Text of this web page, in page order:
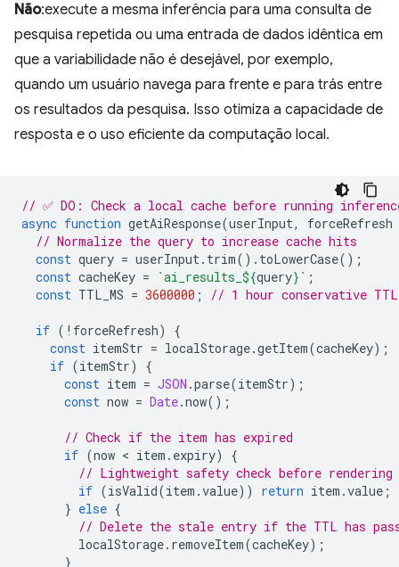
Não:execute a mesma inferência para uma consulta de
pesquisa repetida ou uma entrada de dados idêntica em
que a variabilidade não é desejável, por exemplo,
quando um usuário navega para frente e para trás entre
os resultados da pesquisa. Isso otimiza a capacidade de
resposta e o uso eficiente da computação local.
// ✅ DO: Check a local cache before running
async function getAiResponse(userInput,
forceRefresh
// Normalize the query to increase cache hits
const query = userInput. trim(). toLowerCase();
const cacheKey = `ai_results_ ${query} ` ;
const TTL_MS = 3600000 ; // 1 hour conservative TTL
if ( ! forceRefresh)
{
const itemStr = localStorage.getItem(cacheKey);
if (itemStr)
{
const item = JSON .parse(itemStr);
const now = Date.now();
// Check if the item has expired
if (now < item . expiry)
{
// Lightweight safety check before rendering
if (isValid(item .value)) return item .value ;
} else {
// Delete the stale entry if the TTL has
localStorage. removeItem(cacheKey);
}